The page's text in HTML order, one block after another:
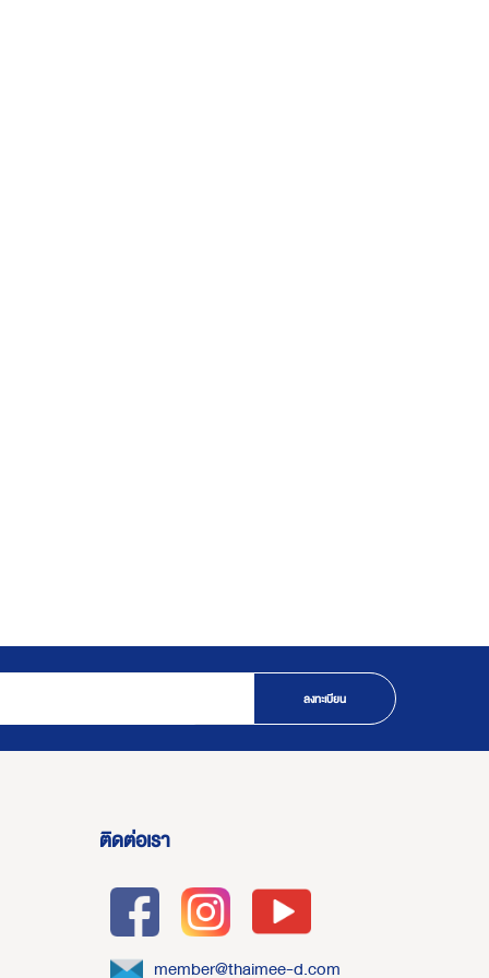
ลงทะเบียน
ติดต่อเรา
member@thaimee-d.com